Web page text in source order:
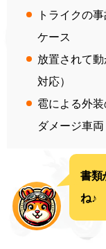
トライクの
ケース
放置されて
対応）
雹による外
ダメージ車両
書類
ね♪